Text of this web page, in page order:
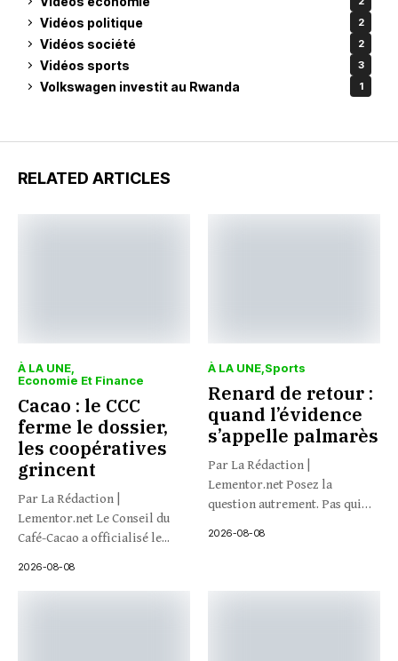
Vidéos politique 2
Vidéos société 2
Vidéos sports 3
Volkswagen investit au Rwanda 1
RELATED ARTICLES
À LA UNE
Economie Et Finance
Cacao : le CCC
ferme le dossier,
les coopératives
grincent
Par La Rédaction |
Lementor.net Le Conseil du
Café-Cacao a officialisé le...
2026-08-08
À LA UNE Sports
Renard de retour :
quand l’évidence
s’appelle palmarès
Par La Rédaction |
Lementor.net Posez la
question autrement. Pas qui
2026-08-08